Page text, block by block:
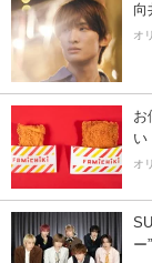
向
オ
お
い
オ
ー”